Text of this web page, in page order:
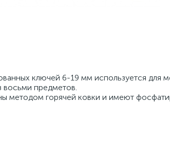
ключей 6-19 мм используется для
восьми предметов.
методом горячей ковки и имеют